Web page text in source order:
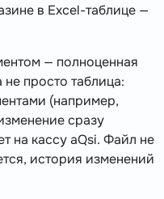
в Excel-таблице —
— полноценная
просто таблица:
(например,
сразу
на кассу aQsi. Файл не
история изменений